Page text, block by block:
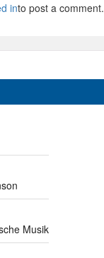
into post a comment.
Musik